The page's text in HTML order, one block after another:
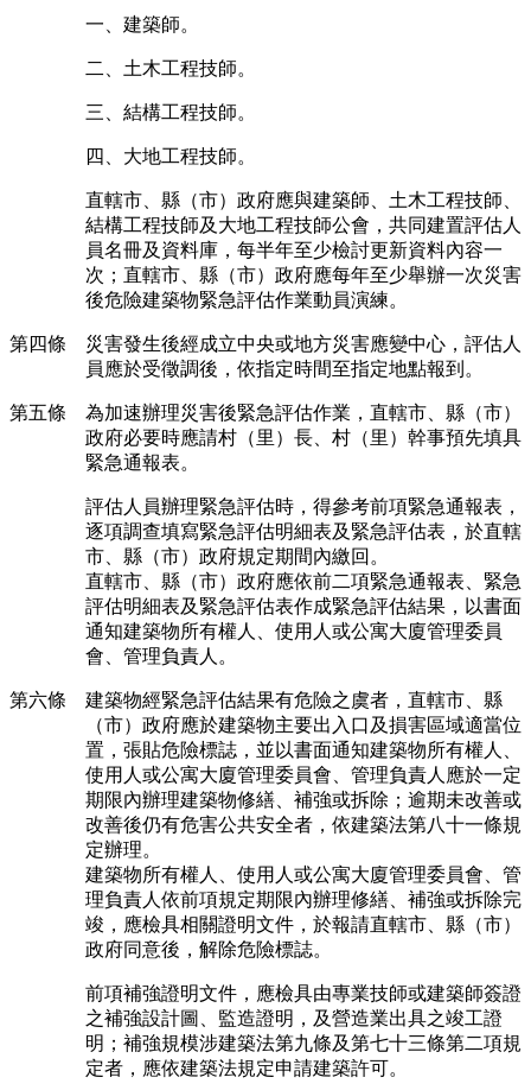
一、建築師。
二、土木工程技師。
三、結構工程技師。
四、大地工程技師。
直轄市、縣（市）政府應與建築師、土木工程技師、
結構工程技師及大地工程技師公會，共同建置評估人
員名冊及資料庫，每半年至少檢討更新資料內容一
次；直轄市、縣（市）政府應每年至少舉辦一次災害
後危險建築物緊急評估作業動員演練。
第四條 災害發生後經成立中央或地方災害應變中心，評估人
員應於受徵調後，依指定時間至指定地點報到。
第五條 為加速辦理災害後緊急評估作業，直轄市、縣（市）
政府必要時應請村（里）長、村（里）幹事預先填具
緊急通報表。
評估人員辦理緊急評估時，得參考前項緊急通報表，
逐項調查填寫緊急評估明細表及緊急評估表，於直轄
市、縣（市）政府規定期間內繳回。
直轄市、縣（市）政府應依前二項緊急通報表、緊急
評估明細表及緊急評估表作成緊急評估結果，以書面
通知建築物所有權人、使用人或公寓大廈管理委員
會、管理負責人。
第六條 建築物經緊急評估結果有危險之虞者，直轄市、縣
（市）政府應於建築物主要出入口及損害區域適當位
置，張貼危險標誌，並以書面通知建築物所有權人、
使用人或公寓大廈管理委員會、管理負責人應於一定
期限內辦理建築物修繕、補強或拆除；逾期未改善或
改善後仍有危害公共安全者，依建築法第八十一條規
定辦理。
建築物所有權人、使用人或公寓大廈管理委員會、管
理負責人依前項規定期限內辦理修繕、補強或拆除完
竣，應檢具相關證明文件，於報請直轄市、縣（市）
政府同意後，解除危險標誌。
前項補強證明文件，應檢具由專業技師或建築師簽證
之補強設計圖、監造證明，及營造業出具之竣工證
明；補強規模涉建築法第九條及第七十三條第二項規
定者，應依建築法規定申請建築許可。